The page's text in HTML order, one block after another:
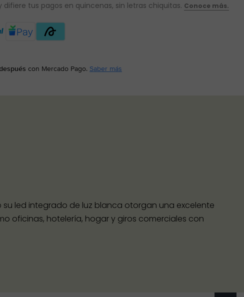
con Mercado Pago. Saber más
su led integrado de luz blanca otorgan una excelente
oficinas, hotelería, hogar y giros comerciales con